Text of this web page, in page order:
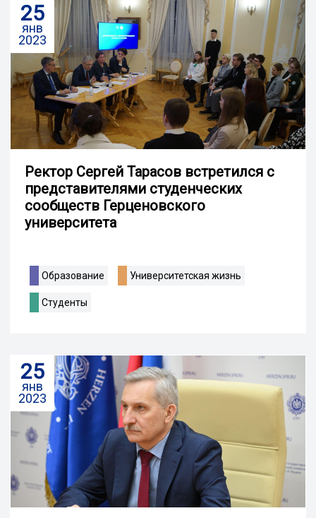
25
янв
2023
Ректор Сергей Тарасов встретился с
представителями студенческих
сообществ Герценовского
университета
Образование Университетская жизнь
Студенты
25
янв
2023